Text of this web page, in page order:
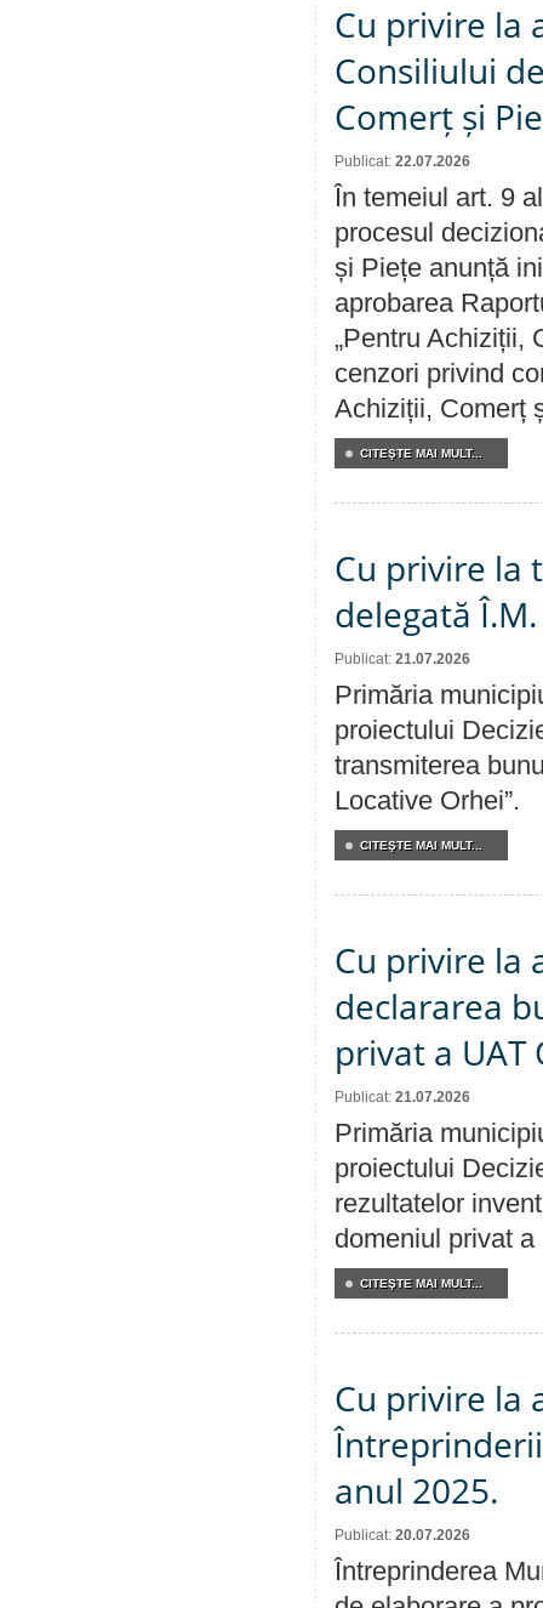
Cu privire la
Consiliului
Comerț și
Publicat: 22.07.2026
În temeiul art. 9
procesul
și Piețe anunță
aprobarea
„Pentru Achiziții,
cenzori privind
Achiziții, Comerț
CITEŞTE MAI MULT...
Cu privire la
delegată
Publicat: 21.07.2026
Primăria
proiectului
transmiterea
Locative Orhei”.
CITEŞTE MAI MULT...
Cu privire la
declararea
privat a UAT
Publicat: 21.07.2026
Primăria
proiectului
rezultatelor
domeniul privat a
CITEŞTE MAI MULT...
Cu privire la
anul 2025.
Publicat: 20.07.2026
Întreprinderea